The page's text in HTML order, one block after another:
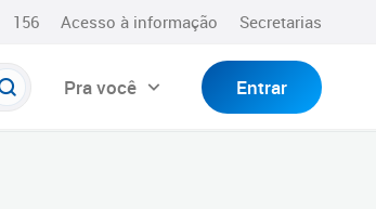
156 Acesso à informação Secretarias
Pra você Entrar